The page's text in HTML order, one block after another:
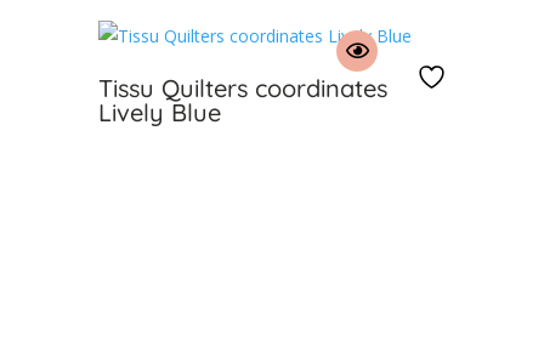
Tissu Quilters coordinates
Lively Blue